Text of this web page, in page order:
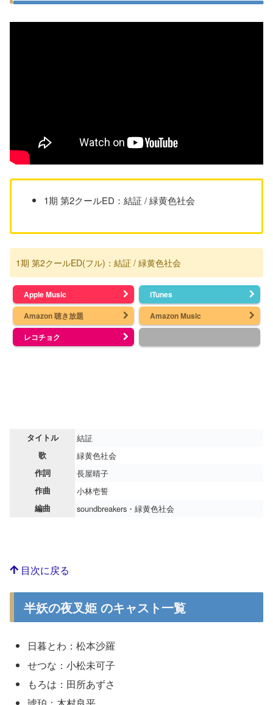
1期 第2クールED：結証 / 緑黄色社会
1期 第2クールED(フル)：結証 / 緑黄色社会
Apple Music
iTunes
Amazon 聴き放題
Amazon Music
レコチョク
タイトル 結証
歌 緑黄色社会
作詞 長屋晴子
作曲 小林壱誓
編曲 soundbreakers・緑黄色社会
目次に戻る
半妖の夜叉姫 のキャスト一覧
日暮とわ：松本沙羅
せつな：小松未可子
もろは：田所あずさ